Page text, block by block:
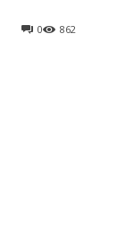
862
0